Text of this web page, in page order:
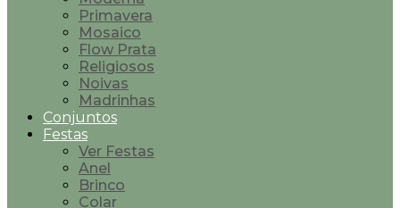
Primavera
Mosaico
Flow Prata
Religiosos
Noivas
Madrinhas
Conjuntos
Festas
Ver Festas
Anel
Brinco
Colar